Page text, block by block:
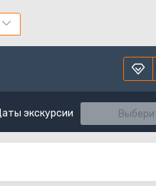
экскурсии